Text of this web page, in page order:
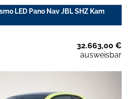
LED Pano Nav JBL SHZ Kam
32.663,00 €
ausweisbar